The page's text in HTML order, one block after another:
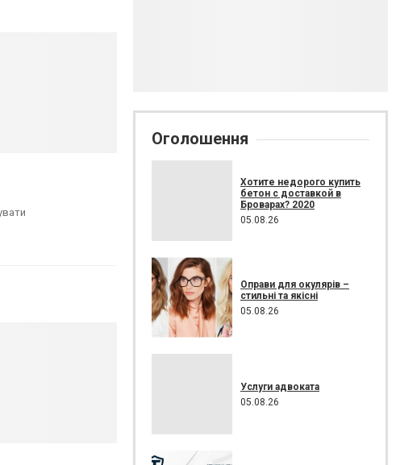
Оголошення
Хотите недорого купить
бетон с доставкой в
Броварах? 2020
05.08.26
Оправи для окулярів –
стильні та якісні
05.08.26
Услуги адвоката
05.08.26